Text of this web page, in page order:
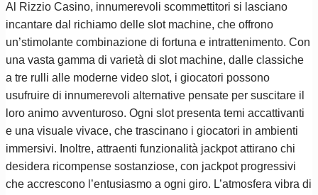
Al Rizzio Casino, innumerevoli scommettitori si lasciano
incantare dal richiamo delle slot machine, che offrono
un’stimolante combinazione di fortuna e intrattenimento. Con
una vasta gamma di varietà di slot machine, dalle classiche
a tre rulli alle moderne video slot, i giocatori possono
usufruire di innumerevoli alternative pensate per suscitare il
loro animo avventuroso. Ogni slot presenta temi accattivanti
e una visuale vivace, che trascinano i giocatori in ambienti
immersivi. Inoltre, attraenti funzionalità jackpot attirano chi
desidera ricompense sostanziose, con jackpot progressivi
che accrescono l’entusiasmo a ogni giro. L’atmosfera vibra di